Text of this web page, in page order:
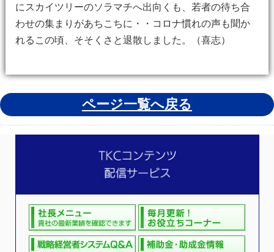
にスカイツリーのソラマチへ出向くも、若者の待ち合
わせの集まりがあちこちに・・コロナ慣れの声も聞か
れるこの頃、そそくさと退散しました。（喜志）
ページ一覧へ戻る